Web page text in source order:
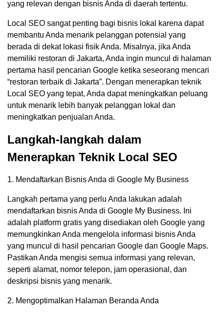
yang relevan dengan bisnis Anda di daerah tertentu.
Local SEO sangat penting bagi bisnis lokal karena dapat
membantu Anda menarik pelanggan potensial yang
berada di dekat lokasi fisik Anda. Misalnya, jika Anda
memiliki restoran di Jakarta, Anda ingin muncul di halaman
pertama hasil pencarian Google ketika seseorang mencari
“restoran terbaik di Jakarta”. Dengan menerapkan teknik
Local SEO yang tepat, Anda dapat meningkatkan peluang
untuk menarik lebih banyak pelanggan lokal dan
meningkatkan penjualan Anda.
Langkah-langkah dalam
Menerapkan Teknik Local SEO
1. Mendaftarkan Bisnis Anda di Google My Business
Langkah pertama yang perlu Anda lakukan adalah
mendaftarkan bisnis Anda di Google My Business. Ini
adalah platform gratis yang disediakan oleh Google yang
memungkinkan Anda mengelola informasi bisnis Anda
yang muncul di hasil pencarian Google dan Google Maps.
Pastikan Anda mengisi semua informasi yang relevan,
seperti alamat, nomor telepon, jam operasional, dan
deskripsi bisnis yang menarik.
2. Mengoptimalkan Halaman Beranda Anda